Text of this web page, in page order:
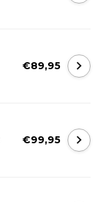
€89,95
€99,95